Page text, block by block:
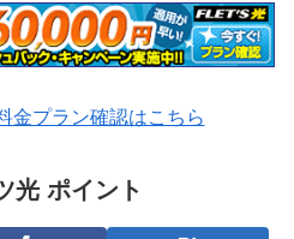
金プラン確認はこちら
光 ポイント